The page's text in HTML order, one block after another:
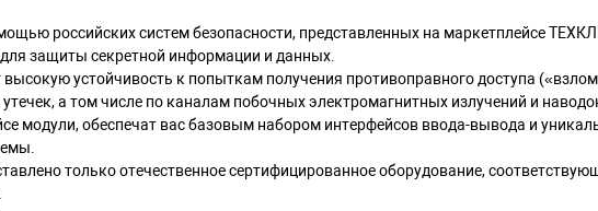
российских систем безопасности, представленных на маркетплейсе
защиты секретной информации и данных.
устойчивость к попыткам получения противоправного доступа
а том числе по каналам побочных электромагнитных излучений и
модули, обеспечат вас базовым набором интерфейсов ввода-вывода и
только отечественное сертифицированное оборудование,